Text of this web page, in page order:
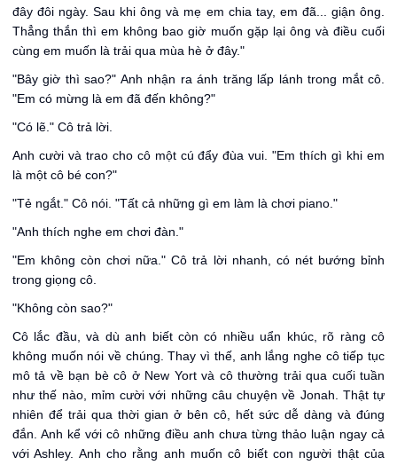
đây đôi ngày. Sau khi ông và mẹ em chia tay, em đã... giận ông.
Thẳng thắn thì em không bao giờ muốn gặp lại ông và điều cuối
cùng em muốn là trải qua mùa hè ở đây."
"Bây giờ thì sao?" Anh nhận ra ánh trăng lấp lánh trong mắt cô.
"Em có mừng là em đã đến không?"
"Có lẽ." Cô trả lời.
Anh cười và trao cho cô một cú đẩy đùa vui. "Em thích gì khi em
là một cô bé con?"
"Tẻ ngắt." Cô nói. "Tất cả những gì em làm là chơi piano."
"Anh thích nghe em chơi đàn."
"Em không còn chơi nữa." Cô trả lời nhanh, có nét bướng bỉnh
trong giọng cô.
"Không còn sao?"
Cô lắc đầu, và dù anh biết còn có nhiều uẩn khúc, rõ ràng cô
không muốn nói về chúng. Thay vì thế, anh lắng nghe cô tiếp tục
mô tả về bạn bè cô ở New Yort và cô thường trải qua cuối tuần
như thế nào, mỉm cười với những câu chuyện về Jonah. Thật tự
nhiên để trải qua thời gian ở bên cô, hết sức dễ dàng và đúng
đắn. Anh kể với cô những điều anh chưa từng thảo luận ngay cả
với Ashley. Anh cho rằng anh muốn cô biết con người thật của